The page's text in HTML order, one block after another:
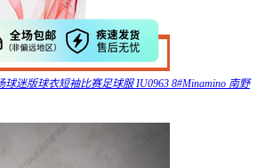
球迷版球衣短袖比赛足球服 IU0963 8#Minamino 南野